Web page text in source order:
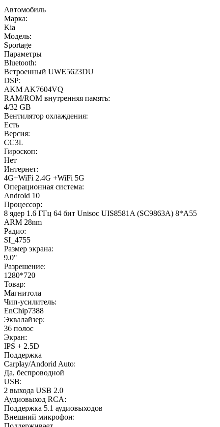
Автомобиль
Марка:
Kia
Модель:
Sportage
Параметры
Bluetooth:
Встроенный UWE5623DU
DSP:
AKM AK7604VQ
RAM/ROM внутренняя память:
4/32 GB
Вентилятор охлаждения:
Есть
Версия:
CC3L
Гироскоп:
Нет
Интернет:
4G+WiFi 2.4G +WiFi 5G
Операционная система:
Android 10
Процессор:
8 ядер 1.6 ГГц 64 бит Unisoc UIS8581A (SC9863A) 8*A55
ARM 28nm
Радио:
SI_4755
Размер экрана:
9.0"
Разрешение:
1280*720
Товар:
Магнитола
Чип-усилитель:
EnChip7388
Эквалайзер:
36 полос
Экран:
IPS + 2.5D
Поддержка
Carplay/Andorid Auto:
Да, беспроводной
USB:
2 выхода USB 2.0
Аудиовыход RCA:
Поддержка 5.1 аудиовыходов
Внешний микрофон: